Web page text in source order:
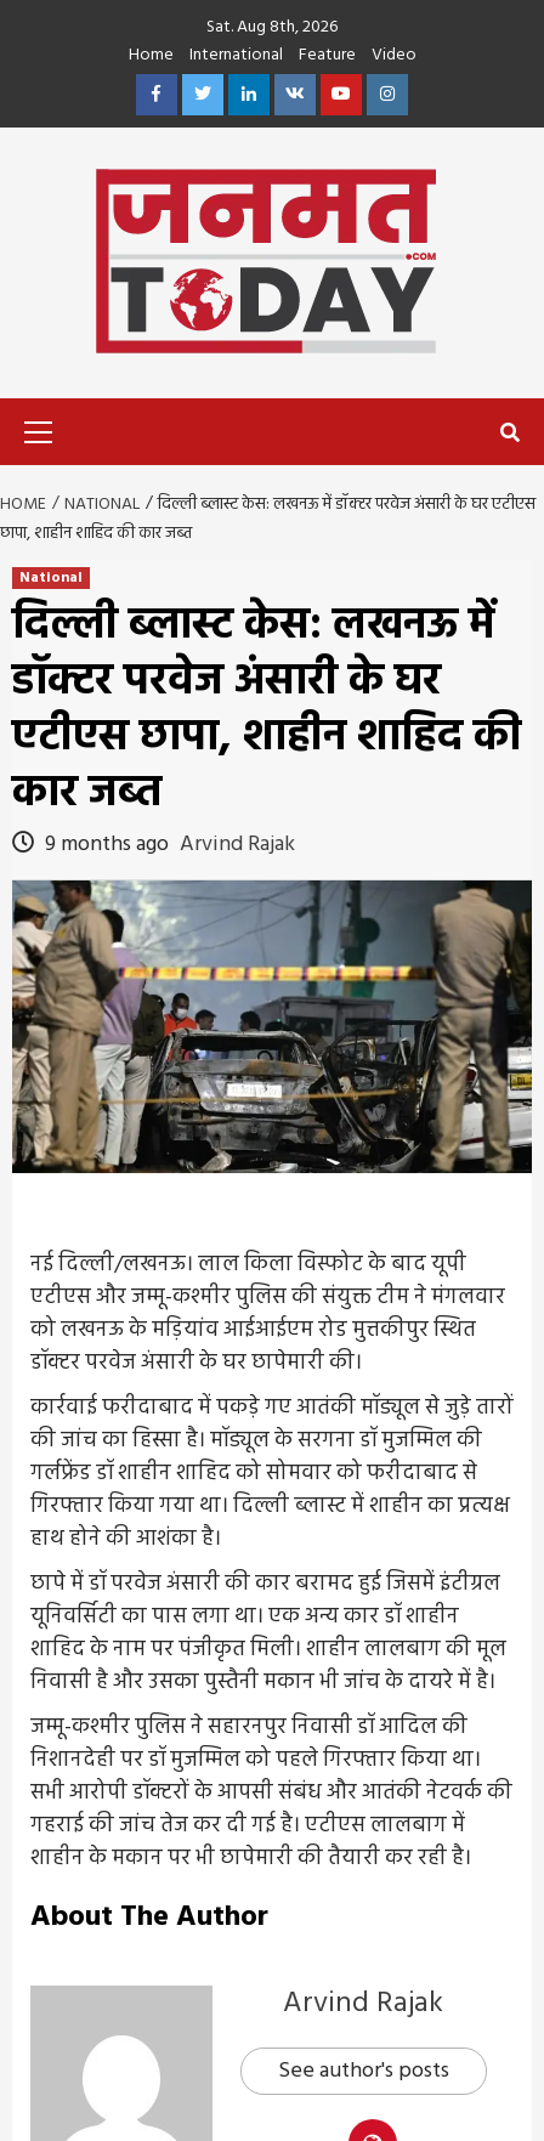
Sat. Aug 8th, 2026
Home
International Feature
Video
FacebookTwitterLinkedin
VK YoutubeInstagram
HOME NATIONAL
दिल्ली ब्लास्ट केस: लखनऊ में डॉक्टर परवेज अंसारी के घर एटीएस
छापा, शाहीन शाहिद की कार जब्त
National
दिल्ली ब्लास्ट केस: लखनऊ में
डॉक्टर परवेज अंसारी के घर
एटीएस छापा, शाहीन शाहिद की
कार जब्त
9 months ago Arvind Rajak
नई दिल्ली/लखनऊ। लाल किला विस्फोट के बाद यूपी
एटीएस और जम्मू-कश्मीर पुलिस की संयुक्त टीम ने मंगलवार
को लखनऊ के मड़ियांव आईआईएम रोड मुत्तकीपुर स्थित
डॉक्टर परवेज अंसारी के घर छापेमारी की।
कार्रवाई फरीदाबाद में पकड़े गए आतंकी मॉड्यूल से जुड़े तारों
की जांच का हिस्सा है। मॉड्यूल के सरगना डॉ मुजम्मिल की
गर्लफ्रेंड डॉ शाहीन शाहिद को सोमवार को फरीदाबाद से
गिरफ्तार किया गया था। दिल्ली ब्लास्ट में शाहीन का प्रत्यक्ष
हाथ होने की आशंका है।
छापे में डॉ परवेज अंसारी की कार बरामद हुई जिसमें इंटीग्रल
यूनिवर्सिटी का पास लगा था। एक अन्य कार डॉ शाहीन
शाहिद के नाम पर पंजीकृत मिली। शाहीन लालबाग की मूल
निवासी है और उसका पुस्तैनी मकान भी जांच के दायरे में है।
जम्मू-कश्मीर पुलिस ने सहारनपुर निवासी डॉ आदिल की
निशानदेही पर डॉ मुजम्मिल को पहले गिरफ्तार किया था।
सभी आरोपी डॉक्टरों के आपसी संबंध और आतंकी नेटवर्क की
गहराई की जांच तेज कर दी गई है। एटीएस लालबाग में
शाहीन के मकान पर भी छापेमारी की तैयारी कर रही है।
About The Author
Arvind Rajak
See author's posts